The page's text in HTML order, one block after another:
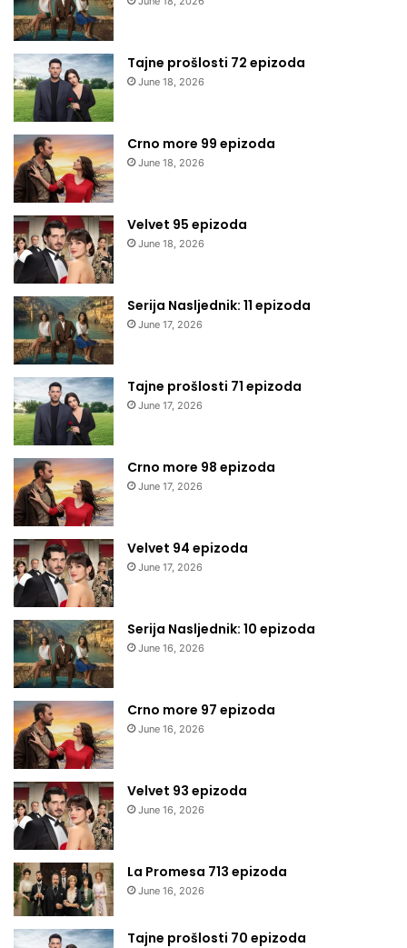
Tajne prošlosti 72 epizoda
June 18, 2026
Crno more 99 epizoda
June 18, 2026
Velvet 95 epizoda
June 18, 2026
Serija Nasljednik: 11 epizoda
June 17, 2026
Tajne prošlosti 71 epizoda
June 17, 2026
Crno more 98 epizoda
June 17, 2026
Velvet 94 epizoda
June 17, 2026
Serija Nasljednik: 10 epizoda
June 16, 2026
Crno more 97 epizoda
June 16, 2026
Velvet 93 epizoda
June 16, 2026
La Promesa 713 epizoda
June 16, 2026
Tajne prošlosti 70 epizoda